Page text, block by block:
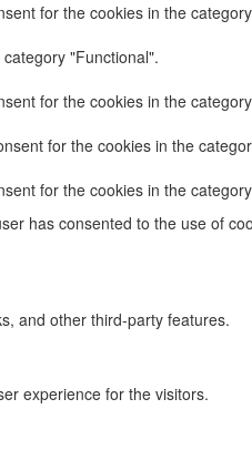
for the cookies in the
"Functional".
for the cookies in the
for the cookies in the
for the cookies in the
has consented to the use of
and other third-party features.
experience for the visitors.